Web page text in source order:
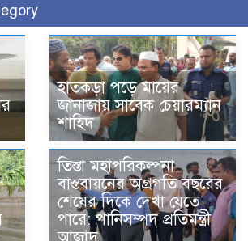
হাতকড়া পড়ে মায়ের
জানাজায় সাবেক চেয়ারম্যান
শাহিদ
তিস্তা মহাপরিকল্পনা
বাস্তবায়নের অগ্রগতি বছরের
শেষের দিকে দেখা যেতে
পারে: পানিসম্পদ প্রতিমন্ত্রী